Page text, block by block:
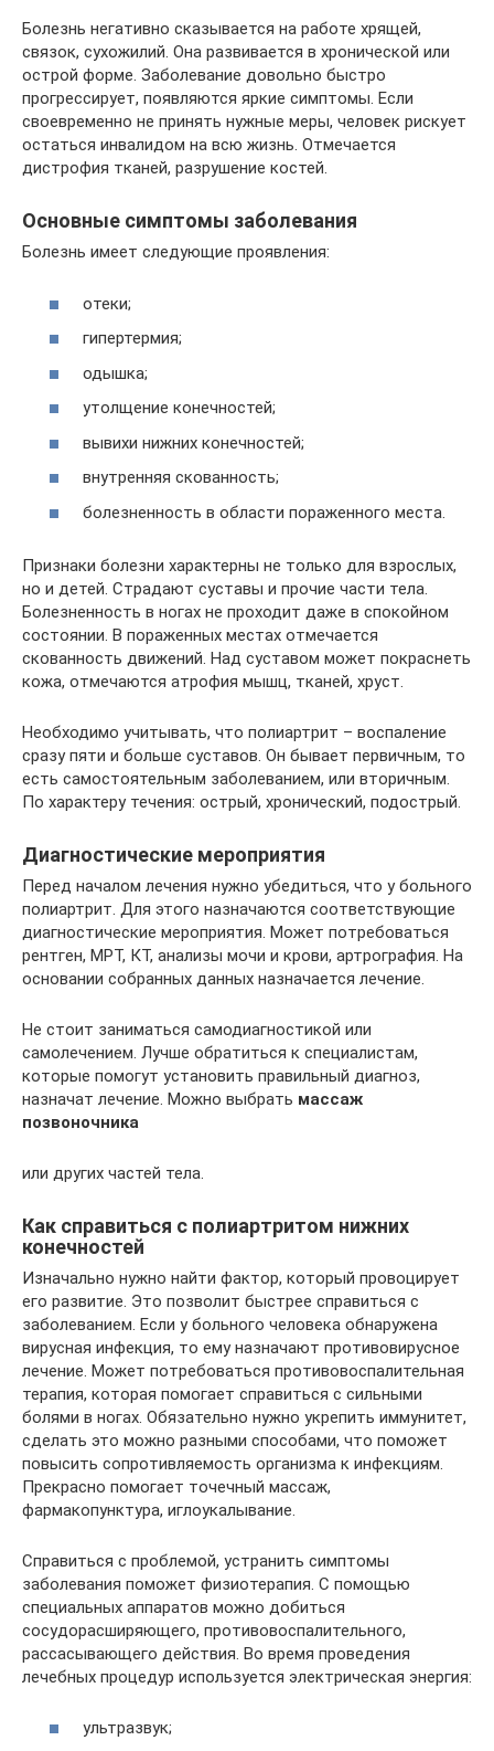
Болезнь негативно сказывается на работе хрящей,
связок, сухожилий. Она развивается в хронической или
острой форме. Заболевание довольно быстро
прогрессирует, появляются яркие симптомы. Если
своевременно не принять нужные меры, человек рискует
остаться инвалидом на всю жизнь. Отмечается
дистрофия тканей, разрушение костей.
Основные симптомы заболевания
Болезнь имеет следующие проявления:
отеки;
гипертермия;
одышка;
утолщение конечностей;
вывихи нижних конечностей;
внутренняя скованность;
болезненность в области пораженного места.
Признаки болезни характерны не только для взрослых,
но и детей. Страдают суставы и прочие части тела.
Болезненность в ногах не проходит даже в спокойном
состоянии. В пораженных местах отмечается
скованность движений. Над суставом может покраснеть
кожа, отмечаются атрофия мышц, тканей, хруст.
Необходимо учитывать, что полиартрит – воспаление
сразу пяти и больше суставов. Он бывает первичным, то
есть самостоятельным заболеванием, или вторичным.
По характеру течения: острый, хронический, подострый.
Диагностические мероприятия
Перед началом лечения нужно убедиться, что у больного
полиартрит. Для этого назначаются соответствующие
диагностические мероприятия. Может потребоваться
рентген, МРТ, КТ, анализы мочи и крови, артрография. На
основании собранных данных назначается лечение.
Не стоит заниматься самодиагностикой или
самолечением. Лучше обратиться к специалистам,
которые помогут установить правильный диагноз,
назначат лечение. Можно выбрать массаж
позвоночника
или других частей тела.
Как справиться с полиартритом нижних
конечностей
Изначально нужно найти фактор, который провоцирует
его развитие. Это позволит быстрее справиться с
заболеванием. Если у больного человека обнаружена
вирусная инфекция, то ему назначают противовирусное
лечение. Может потребоваться противовоспалительная
терапия, которая помогает справиться с сильными
болями в ногах. Обязательно нужно укрепить иммунитет,
сделать это можно разными способами, что поможет
повысить сопротивляемость организма к инфекциям.
Прекрасно помогает точечный массаж,
фармакопунктура, иглоукалывание.
Справиться с проблемой, устранить симптомы
заболевания поможет физиотерапия. С помощью
специальных аппаратов можно добиться
сосудорасширяющего, противовоспалительного,
рассасывающего действия. Во время проведения
лечебных процедур используется электрическая энергия:
ультразвук;